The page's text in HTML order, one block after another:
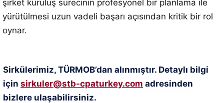
şirket kuruluş sürecinin profesyonel bir planlama ile
yürütülmesi uzun vadeli başarı açısından kritik bir rol
oynar.
Sirkülerimiz, TÜRMOB’dan alınmıştır. Detaylı bilgi
için sirkuler@stb-cpaturkey.com adresinden
bizlere ulaşabilirsiniz.